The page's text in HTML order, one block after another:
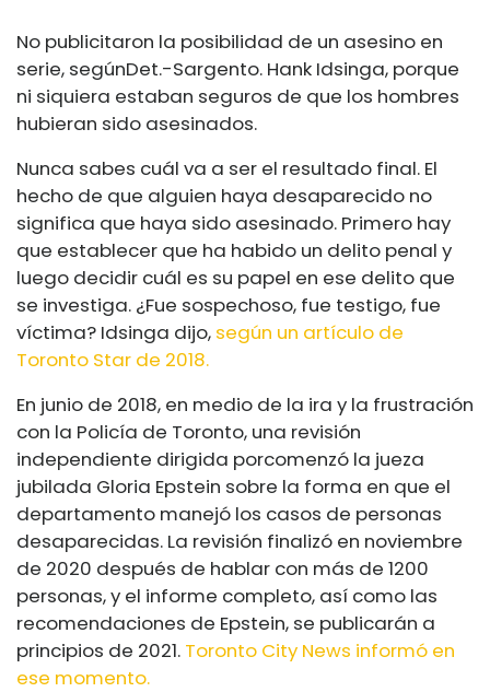
No publicitaron la posibilidad de un asesino en
serie, segúnDet.-Sargento. Hank Idsinga, porque
ni siquiera estaban seguros de que los hombres
hubieran sido asesinados.
Nunca sabes cuál va a ser el resultado final. El
hecho de que alguien haya desaparecido no
significa que haya sido asesinado. Primero hay
que establecer que ha habido un delito penal y
luego decidir cuál es su papel en ese delito que
se investiga. ¿Fue sospechoso, fue testigo, fue
víctima? Idsinga dijo, según un artículo de
Toronto Star de 2018.
En junio de 2018, en medio de la ira y la frustración
con la Policía de Toronto, una revisión
independiente dirigida porcomenzó la jueza
jubilada Gloria Epstein sobre la forma en que el
departamento manejó los casos de personas
desaparecidas. La revisión finalizó en noviembre
de 2020 después de hablar con más de 1200
personas, y el informe completo, así como las
recomendaciones de Epstein, se publicarán a
principios de 2021. Toronto City News informó en
ese momento.